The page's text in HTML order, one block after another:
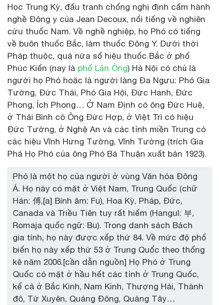
Học Trung Kỳ, đấu tranh chống nghị định cấm hành
nghề Đông y của Jean Decoux, nổi tiếng về nghiên
cứu thuốc Nam. Về nghề nghiệp, họ Phó có tiếng
về buôn thuốc Bắc, làm thuốc Đông Y. Dưới thời
Pháp thuộc, quá nửa số hiệu thuốc Bắc ở phố
Phúc Kiến (nay là phố Lãn Ông) Hà Nội có chủ là
người họ Phó hoặc là người làng Đa Ngưu: Phó Gia
Tường, Đức Thái, Phó Gia Hội, Đức Hanh, Đức
Phong, Ích Phong… Ở Nam Định có ông Đức Huệ,
ở Thái Bình có Ông Đức Hợp, ở Việt Trì có hiệu
Đức Tường, ở Nghệ An và các tỉnh miền Trung có
các hiệu Vĩnh Hưng Tường, Vĩnh Tường (trích Gia
Phả Họ Phó của ông Phó Bá Thuận xuất bản 1923).
Phó là một họ của người ở vùng Văn hóa Đông
Á. Họ này có mặt ở Việt Nam, Trung Quốc (chữ
Hán: 傅,[a] Bính âm: Fu), Hoa Kỳ, Pháp, Đức,
Canada và Triều Tiên tuy rất hiếm (Hangul: 부,
Romaja quốc ngữ: Bu). Trong danh sách Bách
gia tính, họ này được xếp thứ 84. Về mức độ phổ
biến họ này xếp thứ 53 ở Trung Quốc theo thống
kê năm 2006.[cần dẫn nguồn] Họ Phó ở Trung
Quốc có mặt ở hầu hết các tỉnh ở Trung Quốc,
kể cả ở Bắc Kinh, Nam Kinh, Thượng Hải, Thành
đô, Tứ Xuyên, Quảng Đông, Quảng Tây…